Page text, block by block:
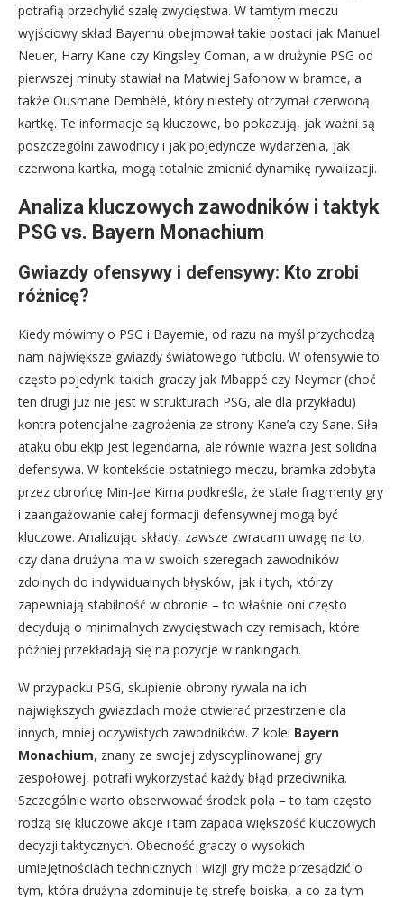
potrafią przechylić szalę zwycięstwa. W tamtym meczu
wyjściowy skład Bayernu obejmował takie postaci jak Manuel
Neuer, Harry Kane czy Kingsley Coman, a w drużynie PSG od
pierwszej minuty stawiał na Matwiej Safonow w bramce, a
także Ousmane Dembélé, który niestety otrzymał czerwoną
kartkę. Te informacje są kluczowe, bo pokazują, jak ważni są
poszczególni zawodnicy i jak pojedyncze wydarzenia, jak
czerwona kartka, mogą totalnie zmienić dynamikę rywalizacji.
Analiza kluczowych zawodników i taktyk
PSG vs. Bayern Monachium
Gwiazdy ofensywy i defensywy: Kto zrobi
różnicę?
Kiedy mówimy o PSG i Bayernie, od razu na myśl przychodzą
nam największe gwiazdy światowego futbolu. W ofensywie to
często pojedynki takich graczy jak Mbappé czy Neymar (choć
ten drugi już nie jest w strukturach PSG, ale dla przykładu)
kontra potencjalne zagrożenia ze strony Kane’a czy Sane. Siła
ataku obu ekip jest legendarna, ale równie ważna jest solidna
defensywa. W kontekście ostatniego meczu, bramka zdobyta
przez obrońcę Min-Jae Kima podkreśla, że stałe fragmenty gry
i zaangażowanie całej formacji defensywnej mogą być
kluczowe. Analizując składy, zawsze zwracam uwagę na to,
czy dana drużyna ma w swoich szeregach zawodników
zdolnych do indywidualnych błysków, jak i tych, którzy
zapewniają stabilność w obronie – to właśnie oni często
decydują o minimalnych zwycięstwach czy remisach, które
później przekładają się na pozycje w rankingach.
W przypadku PSG, skupienie obrony rywala na ich
największych gwiazdach może otwierać przestrzenie dla
innych, mniej oczywistych zawodników. Z kolei Bayern
Monachium, znany ze swojej zdyscyplinowanej gry
zespołowej, potrafi wykorzystać każdy błąd przeciwnika.
Szczególnie warto obserwować środek pola – to tam często
rodzą się kluczowe akcje i tam zapada większość kluczowych
decyzji taktycznych. Obecność graczy o wysokich
umiejętnościach technicznych i wizji gry może przesądzić o
tym, która drużyna zdominuje tę strefę boiska, a co za tym